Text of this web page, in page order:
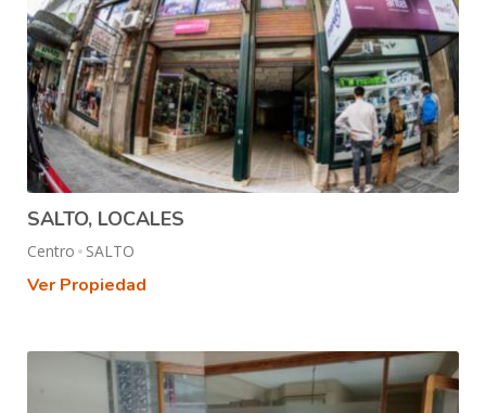
SALTO, LOCALES
Centro SALTO
Ver Propiedad